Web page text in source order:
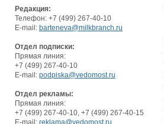
Редакция:
Телефон: +7 (499) 267-40-10
E-mail: barteneva@milkbranch.ru
Отдел подписки:
Прямая линия:
+7 (499) 267-40-10
E-mail: podpiska@vedomost.ru
Отдел рекламы:
Прямая линия:
+7 (499) 267-40-10, +7 (499) 267-40-15
E-mail: reklama@vedomost.ru